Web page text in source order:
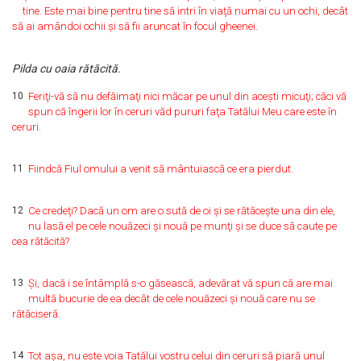
tine. Este mai bine pentru tine să intri în viaţă numai cu un ochi, decât
să ai amândoi ochii şi să fii aruncat în focul gheenei.
Pilda cu oaia rătăcită.
10 Feriţi-vă să nu defăimaţi nici măcar pe unul din aceşti micuţi; căci vă
spun că îngerii lor în ceruri văd pururi faţa Tatălui Meu care este în
ceruri.
11 Fiindcă Fiul omului a venit să mântuiască ce era pierdut.
12 Ce credeţi? Dacă un om are o sută de oi şi se rătăceşte una din ele,
nu lasă el pe cele nouăzeci şi nouă pe munţi şi se duce să caute pe
cea rătăcită?
13 Şi, dacă i se întâmplă s-o găsească, adevărat vă spun că are mai
multă bucurie de ea decât de cele nouăzeci şi nouă care nu se
rătăciseră.
14 Tot aşa, nu este voia Tatălui vostru celui din ceruri să piară unul